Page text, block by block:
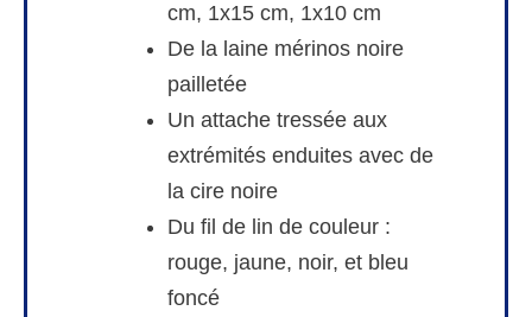
cm, 1x15 cm, 1x10 cm
De la laine mérinos noire
pailletée
Un attache tressée aux
extrémités enduites avec de
la cire noire
Du fil de lin de couleur :
rouge, jaune, noir, et bleu
foncé